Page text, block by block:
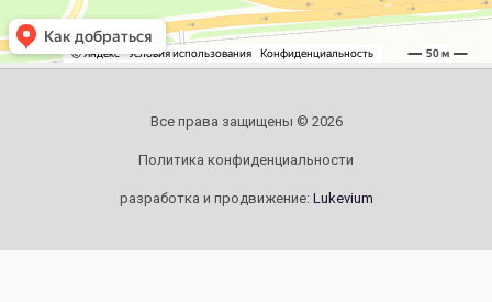
Все права защищены © 2026
Политика конфиденциальности
разработка и продвижение: Lukevium